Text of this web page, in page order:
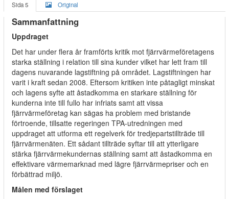
Sida 5 Original
Sammanfattning
Uppdraget
Det har under flera år framförts kritik mot fjärrvärmeföretagens
starka ställning i relation till sina kunder vilket har lett fram till
dagens nuvarande lagstiftning på området. Lagstiftningen har
varit i kraft sedan 2008. Eftersom kritiken inte påtagligt minskat
och lagens syfte att åstadkomma en starkare ställning för
kunderna inte till fullo har infriats samt att vissa
fjärrvärmeföretag kan sägas ha problem med bristande
förtroende, tillsatte regeringen TPA-utredningen med
uppdraget att utforma ett regelverk för tredjepartstillträde till
fjärrvärmenäten. Ett sådant tillträde syftar till att ytterligare
stärka fjärrvärmekundernas ställning samt att åstadkomma en
effektivare värmemarknad med lägre fjärrvärmepriser och en
förbättrad miljö.
Målen med förslaget